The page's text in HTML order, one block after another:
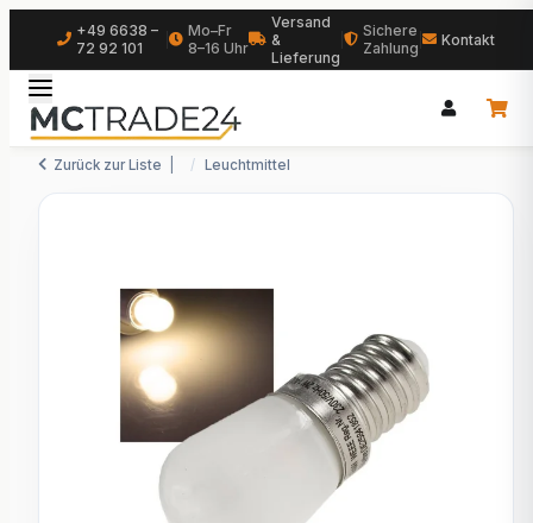
+49 6638 –
72 92 101
Mo–Fr
8–16 Uhr
Versand
&
Lieferung
Sichere
Zahlung
Kontakt
Zurück zur Liste Leuchtmittel